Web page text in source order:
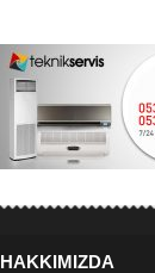
HAKKIMIZDA